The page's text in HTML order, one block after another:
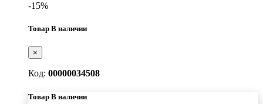
-15%
Товар В наличии
×
Код: 00000034508
Товар В наличии